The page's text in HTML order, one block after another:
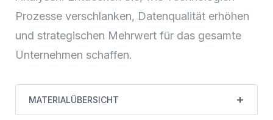
Prozesse verschlanken, Datenqualität erhöhen
und strategischen Mehrwert für das gesamte
Unternehmen schaffen.
MATERIALÜBERSICHT